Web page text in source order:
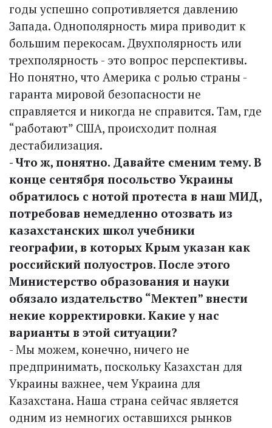
годы успешно сопротивляется давлению
Запада. Однополярность мира приводит к
большим перекосам. Двухполярность или
трехполярность - это вопрос перспективы.
Но понятно, что Америка с ролью страны -
гаранта мировой безопасности не
справляется и никогда не справится. Там, где
“работают” США, происходит полная
дестабилизация.
- Что ж, понятно. Давайте сменим тему. В
конце сентября посольство Украины
обратилось с нотой протеста в наш МИД,
потребовав немедленно отозвать из
казахстанских школ учебники
географии, в которых Крым указан как
российский полу­остров. После этого
Министерство образования и науки
обязало издательство “Мектеп” внести
некие корректировки. Какие у нас
варианты в этой ситуации?
- Мы можем, конечно, ничего не
предпринимать, поскольку Казах­стан для
Украины важнее, чем Украина для
Казахстана. Наша страна сейчас является
одним из немногих оставшихся рынков